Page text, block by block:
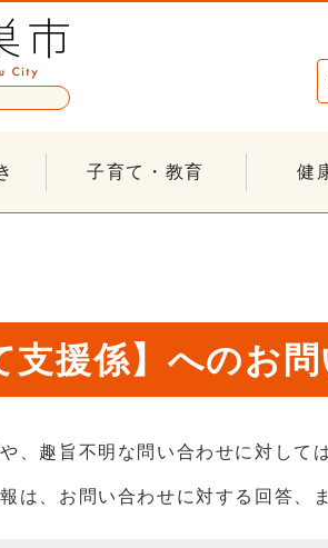
子育て・教育 健
支援係】へのお
、趣旨不明な問い合わせに対して
は、お問い合わせに対する回答、